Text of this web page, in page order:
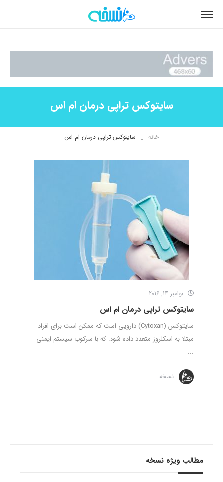
سایتوکس تراپی درمان ام اس
خانه سایتوکس تراپی درمان ام اس
نوامبر 14, 2016
سایتوکس تراپی درمان ام اس
سایتوکس (Cytoxan) دارویی است که ممکن است برای افراد
مبتلا به اسکلروز متعدد داده شود. که با سرکوب سیستم ایمنی
...
نسخه
مطالب ویژه نسخه